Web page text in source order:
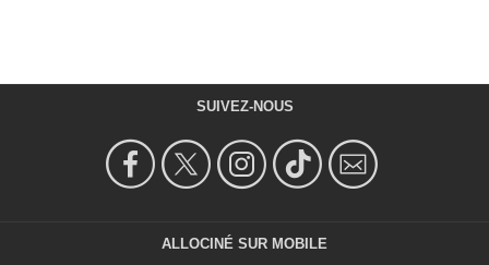
SUIVEZ-NOUS
ALLOCINÉ SUR MOBILE